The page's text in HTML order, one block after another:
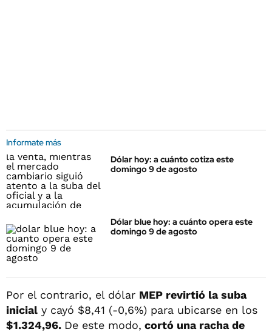
Informate más
Dólar hoy: a cuánto cotiza este
domingo 9 de agosto
Dólar blue hoy: a cuánto opera este
domingo 9 de agosto
Por el contrario, el dólar MEP revirtió la suba
inicial y cayó $8,41 (-0,6%) para ubicarse en los
$1.324,96. De este modo, cortó una racha de